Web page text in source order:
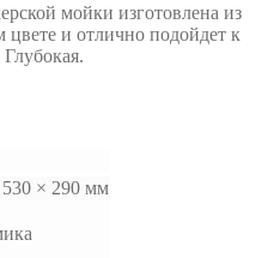
мойки изготовлена из
и отлично подойдет к
530 × 290 мм